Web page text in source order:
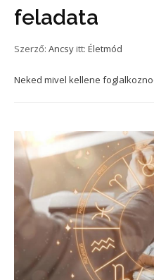
feladata
Szerző: Ancsy itt: Életmód
Neked mivel kellene